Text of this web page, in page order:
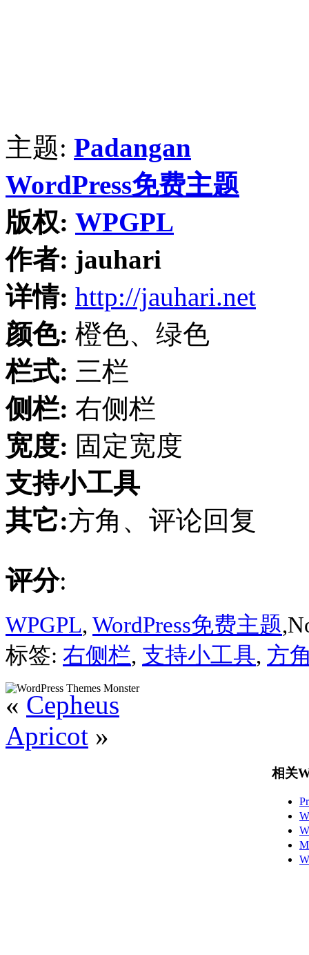
主题: Padangan
WordPress免费主题
版权: WPGPL
作者: jauhari
详情: http://jauhari.net
颜色: 橙色、绿色
栏式: 三栏
侧栏: 右侧栏
宽度: 固定宽度
支持小工具
其它:方角、评论回复
评分:
WPGPL, WordPress免费主题
标签: 右侧栏, 支持小工具, 方
« Cepheus
Apricot »
相关